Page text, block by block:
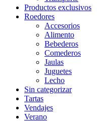
Productos exclusivos
Roedores
Accesorios
Alimento
Bebederos
Comederos
Jaulas
Juguetes
Lecho
Sin categorizar
Tartas
Vendajes
Verano